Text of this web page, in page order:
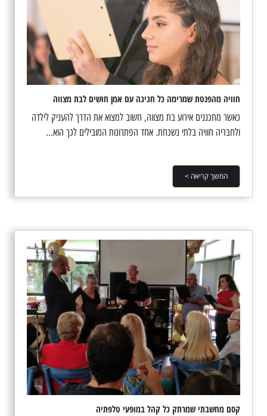
חוויה מהפנטת שמרימה כל חגיגה עם אמן חושים לבת מצווה
כאשר מתכננים אירוע בת מצווה, חשוב למצוא את הדרך להעניק לילדה
ולחבריה חוויה בלתי נשכחת. אחד הפתרונות המובילים לכך הוא...
המשך קריאה >
קסם מחשבתי שמרתק כל קהל במופעי טלפתיה